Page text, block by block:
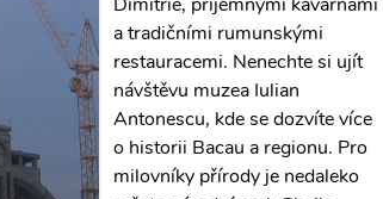
a tradičními rumunskými
restauracemi. Nenechte si ujít
návštěvu muzea Iulian
Antonescu, kde se dozvíte více
o historii Bacau a regionu. Pro
milovníky přírody je nedaleko